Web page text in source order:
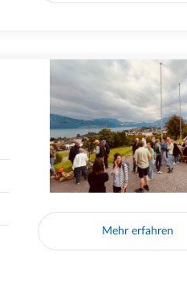
Mehr erfahren